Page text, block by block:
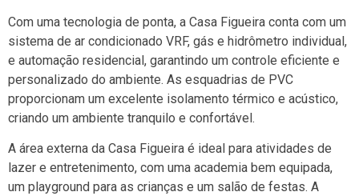
Com uma tecnologia de ponta, a Casa Figueira conta com um
sistema de ar condicionado VRF, gás e hidrômetro individual,
e automação residencial, garantindo um controle eficiente e
personalizado do ambiente. As esquadrias de PVC
proporcionam um excelente isolamento térmico e acústico,
criando um ambiente tranquilo e confortável.
A área externa da Casa Figueira é ideal para atividades de
lazer e entretenimento, com uma academia bem equipada,
um playground para as crianças e um salão de festas. A